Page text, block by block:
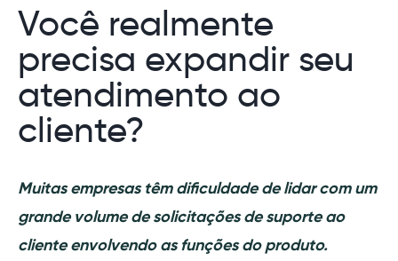
Você realmente
precisa expandir seu
atendimento ao
cliente?
Muitas empresas têm dificuldade de lidar com um
grande volume de solicitações de suporte ao
cliente envolvendo as funções do produto.